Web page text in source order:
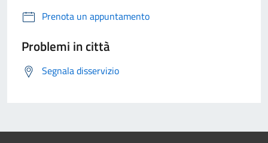
Prenota un appuntamento
Problemi in città
Segnala disservizio